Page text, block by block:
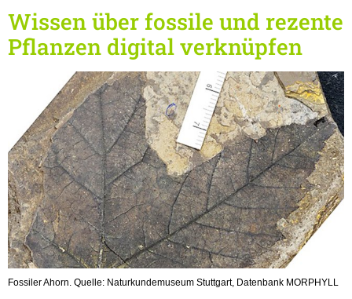
Wissen über fossile und rezente
Pflanzen digital verknüpfen
Fossiler Ahorn. Quelle: Naturkundemuseum Stuttgart, Datenbank MORPHYLL